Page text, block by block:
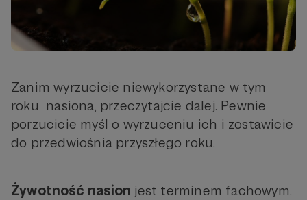
Zanim wyrzucicie niewykorzystane w tym
roku nasiona, przeczytajcie dalej. Pewnie
porzucicie myśl o wyrzuceniu ich i zostawicie
do przedwiośnia przyszłego roku.
Żywotność nasion jest terminem fachowym.